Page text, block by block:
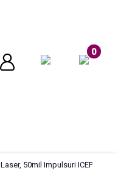
0
50mil Impulsuri